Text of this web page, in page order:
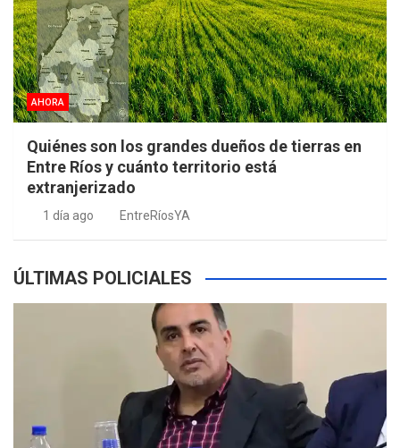
AHORA
Quiénes son los grandes dueños de tierras en
Entre Ríos y cuánto territorio está
extranjerizado
1 día ago EntreRíosYA
ÚLTIMAS POLICIALES